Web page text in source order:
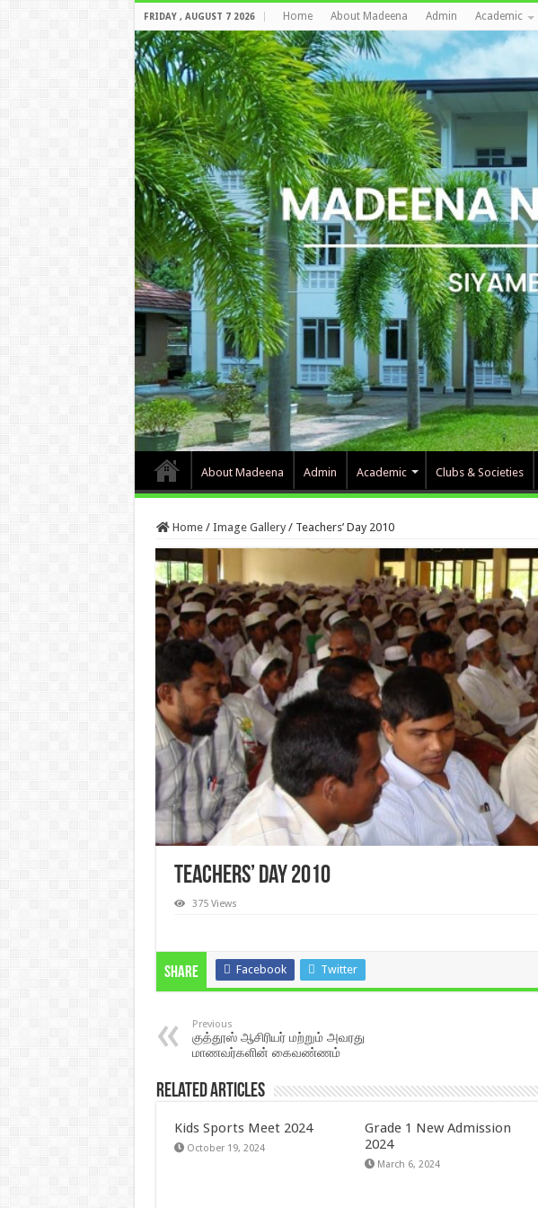
FRIDAY , AUGUST 7 2026 Home About Madeena Admin Academic
About Madeena Admin Academic Clubs & Societies
Home / Image Gallery / Teachers’ Day 2010
Teachers’ Day 2010
375 Views
Share Facebook Twitter
Previous
குத்தூஸ் ஆசிரியர் மற்றும் அவரது
மாணவர்களின் கைவண்ணம்
Related Articles
Kids Sports Meet 2024
October 19, 2024
Grade 1 New Admission
2024
March 6, 2024